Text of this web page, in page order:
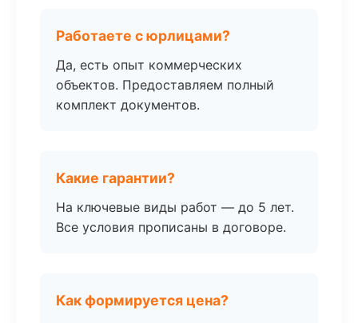
Работаете с юрлицами?
Да, есть опыт коммерческих
объектов. Предоставляем полный
комплект документов.
Какие гарантии?
На ключевые виды работ — до 5 лет.
Все условия прописаны в договоре.
Как формируется цена?